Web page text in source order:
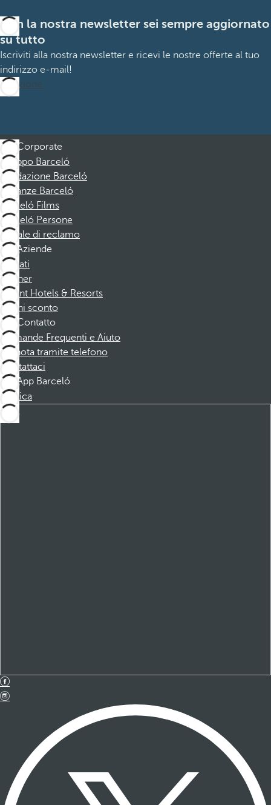
Con la nostra newsletter sei sempre aggiornato
su tutto
Iscriviti alla nostra newsletter e ricevi le nostre offerte al tuo
indirizzo e-mail!
Iscrizione
Corporate
Gruppo Barceló
Fondazione Barceló
Vacanze Barceló
Barceló Films
Barceló Persone
Canale di reclamo
Aziende
Affiliati
Partner
Dorint Hotels & Resorts
Buoni sconto
Contatto
Domande Frequenti e Aiuto
Prenota tramite telefono
Contattaci
App Barceló
Scarica